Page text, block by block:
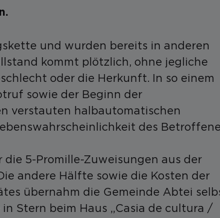
und wurden bereits in anderen
kommt plötzlich, ohne jegliche
oder die Herkunft. In so einem
sowie der Beginn der
verstauten halbautomatischen
des
5-Promille-Zuweisungen aus der
andere Hälfte sowie die Kosten der
übernahm die Gemeinde Abtei
Stern beim Haus „Casia de cultura /